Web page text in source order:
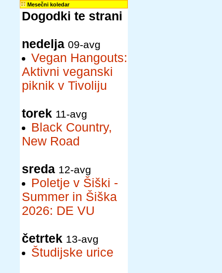
Mesečni koledar
Dogodki te strani
nedelja 09-avg
Vegan Hangouts:
Aktivni veganski
piknik v Tivoliju
torek 11-avg
Black Country,
New Road
sreda 12-avg
Poletje v Šiški -
Summer in Šiška
2026: DE VU
četrtek 13-avg
Študijske urice